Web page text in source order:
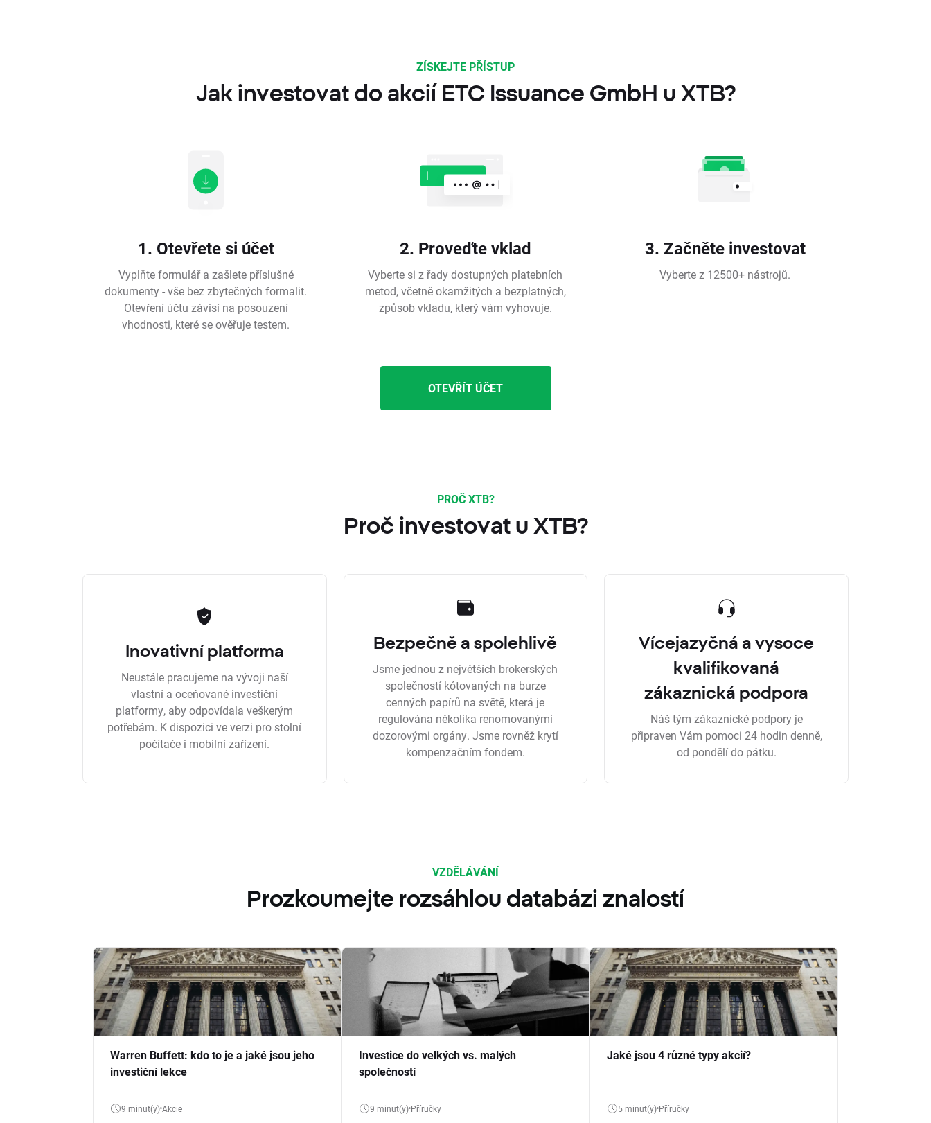
ZÍSKEJTE PŘÍSTUP
Jak investovat do akcií ETC Issuance GmbH u XTB?
1. Otevřete si účet
Vyplňte formulář a zašlete příslušné
dokumenty - vše bez zbytečných formalit.
Otevření účtu závisí na posouzení
vhodnosti, které se ověřuje testem.
2. Proveďte vklad
Vyberte si z řady dostupných platebních
metod, včetně okamžitých a bezplatných,
způsob vkladu, který vám vyhovuje.
3. Začněte investovat
Vyberte z 12500+ nástrojů.
OTEVŘÍT ÚČET
PROČ XTB?
Proč investovat u XTB?
Inovativní platforma
Neustále pracujeme na vývoji naší
vlastní a oceňované investiční
platformy, aby odpovídala veškerým
potřebám. K dispozici ve verzi pro stolní
počítače i mobilní zařízení.
Bezpečně a spolehlivě
Jsme jednou z největších brokerských
společností kótovaných na burze
cenných papírů na světě, která je
regulována několika renomovanými
dozorovými orgány. Jsme rovněž krytí
kompenzačním fondem.
Vícejazyčná a vysoce
kvalifikovaná
zákaznická podpora
Náš tým zákaznické podpory je
připraven Vám pomoci 24 hodin denně,
od pondělí do pátku.
VZDĚLÁVÁNÍ
Prozkoumejte rozsáhlou databázi znalostí
Warren Buffett: kdo to je a jaké jsou jeho
investiční lekce
9 minut(y) Akcie
Investice do velkých vs. malých
společností
9 minut(y) Příručky
Jaké jsou 4 různé typy akcií?
5 minut(y) Příručky